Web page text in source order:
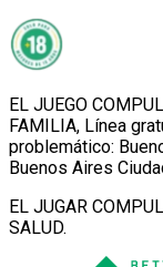
EL JUEGO
FAMILIA, Línea
problemático:
Buenos Aires
EL JUGAR
SALUD.